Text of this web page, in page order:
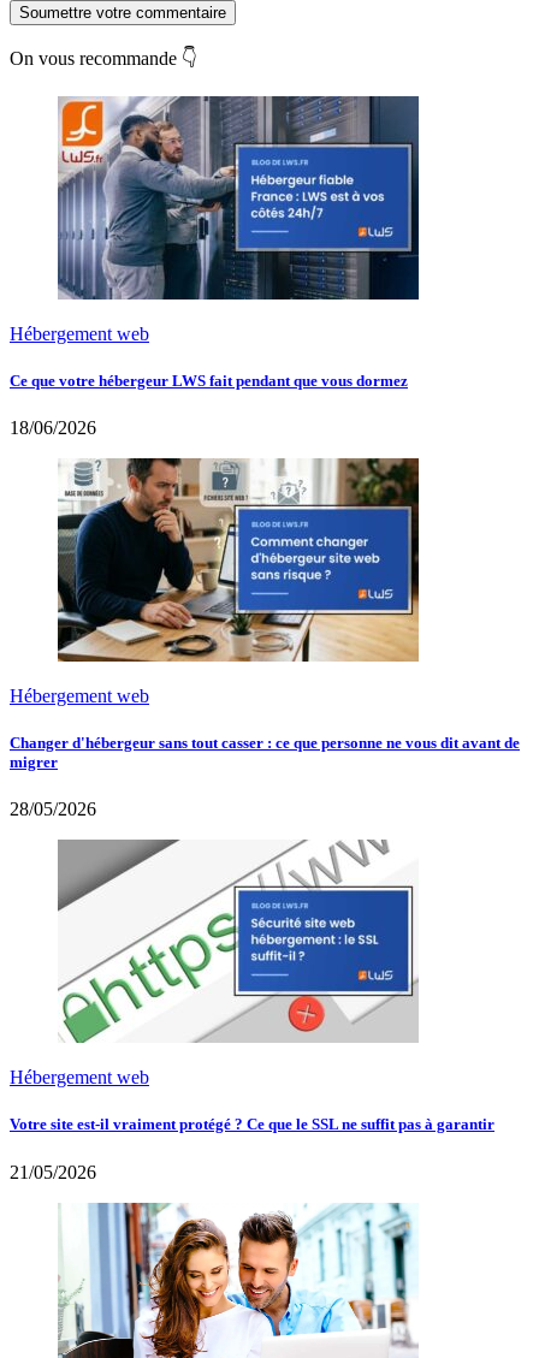
Soumettre votre commentaire
On vous recommande 👇
Hébergement web
Ce que votre hébergeur LWS fait pendant que vous dormez
18/06/2026
Hébergement web
Changer d'hébergeur sans tout casser : ce que personne ne vous dit avant de
migrer
28/05/2026
Hébergement web
Votre site est-il vraiment protégé ? Ce que le SSL ne suffit pas à garantir
21/05/2026